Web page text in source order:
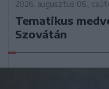
2026. augusztus 06.,
Tematikus
Szovátán